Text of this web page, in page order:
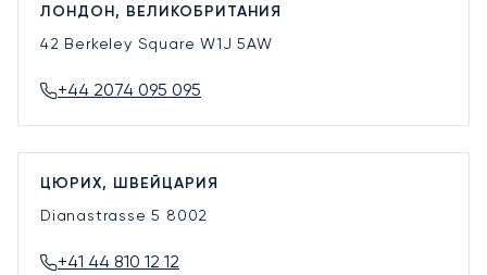
ЛОНДОН, ВЕЛИКОБРИТАНИЯ
42 Berkeley SquareW1J 5AW
+44 2074 095 095
ЦЮРИХ, ШВЕЙЦАРИЯ
Dianastrasse 5 8002
+41 44 810 12 12